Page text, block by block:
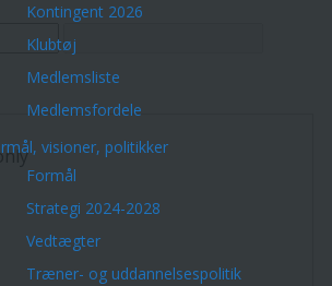
Kontingent 2026
Klubtøj
Medlemsliste
Medlemsfordele
visioner, politikker
Formål
Strategi 2024-2028
Vedtægter
Træner- og uddannelsespolitik